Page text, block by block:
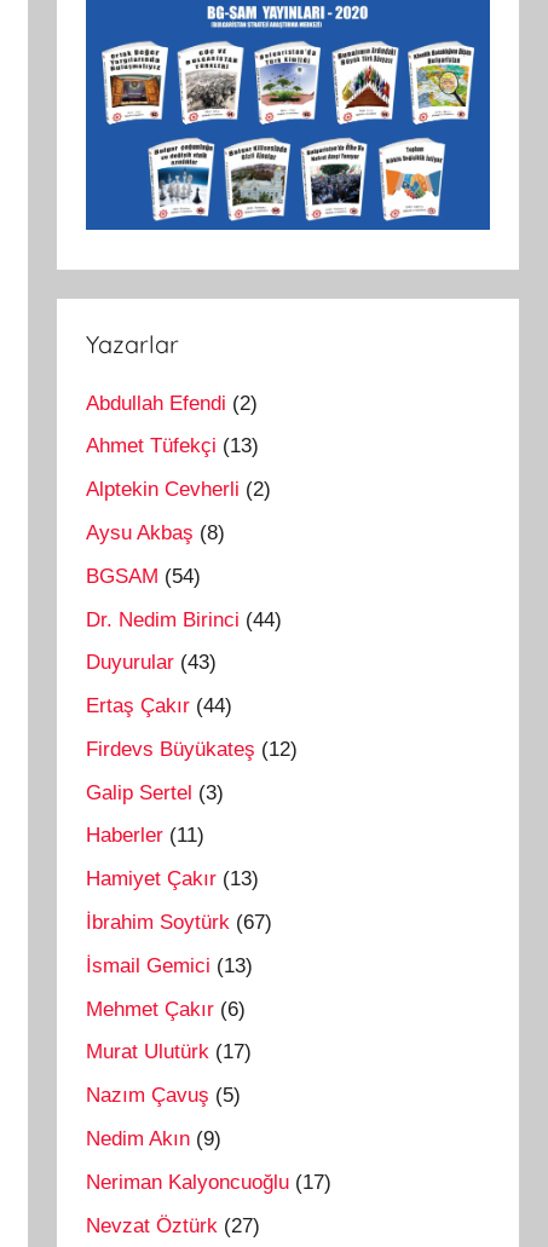
Yazarlar
Abdullah Efendi (2)
Ahmet Tüfekçi (13)
Alptekin Cevherli (2)
Aysu Akbaş (8)
BGSAM (54)
Dr. Nedim Birinci (44)
Duyurular (43)
Ertaş Çakır (44)
Firdevs Büyükateş (12)
Galip Sertel (3)
Haberler (11)
Hamiyet Çakır (13)
İbrahim Soytürk (67)
İsmail Gemici (13)
Mehmet Çakır (6)
Murat Ulutürk (17)
Nazım Çavuş (5)
Nedim Akın (9)
Neriman Kalyoncuoğlu (17)
Nevzat Öztürk (27)